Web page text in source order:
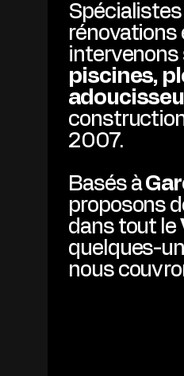
rénovations
intervenons
piscines,
2007.
Basés à
proposons
dans tout le
quelques-
nous